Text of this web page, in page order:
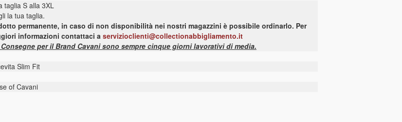
taglia S alla 3XL
la tua taglia.
permanente, in caso di non disponibilità nei nostri magazzini è possibile ordinarlo. Per
informazioni contattaci a servizioclienti@collectionabbigliamento.it
per il Brand Cavani sono sempre cinque giorni lavorativi di media.
Slim Fit
of Cavani